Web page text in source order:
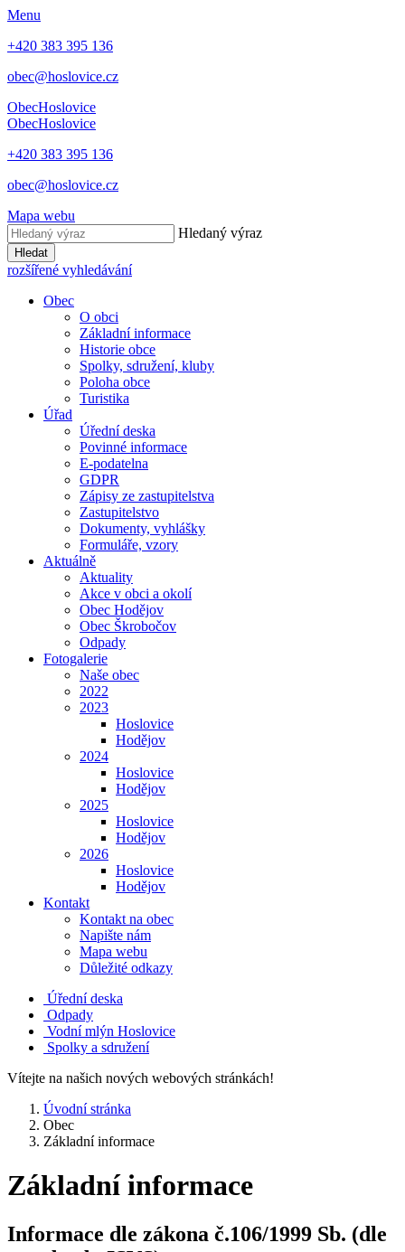
Menu
+420 383 395 136
obec@hoslovice.cz
ObecHoslovice
ObecHoslovice
+420 383 395 136
obec@hoslovice.cz
Mapa webu
Hledaný výraz
Hledat
rozšířené vyhledávání
Obec
O obci
Základní informace
Historie obce
Spolky, sdružení, kluby
Poloha obce
Turistika
Úřad
Úřední deska
Povinné informace
E-podatelna
GDPR
Zápisy ze zastupitelstva
Zastupitelstvo
Dokumenty, vyhlášky
Formuláře, vzory
Aktuálně
Aktuality
Akce v obci a okolí
Obec Hodějov
Obec Škrobočov
Odpady
Fotogalerie
Naše obec
2022
2023
Hoslovice
Hodějov
2024
Hoslovice
Hodějov
2025
Hoslovice
Hodějov
2026
Hoslovice
Hodějov
Kontakt
Kontakt na obec
Napište nám
Mapa webu
Důležité odkazy
Úřední deska
Odpady
Vodní mlýn Hoslovice
Spolky a sdružení
Vítejte na našich nových webových stránkách!
Úvodní stránka
Obec
Základní informace
Základní informace
Informace dle zákona č.106/1999 Sb. (dle